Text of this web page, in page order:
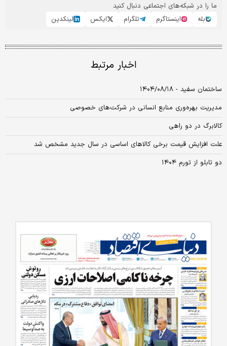
ما را در شبکه‌های اجتماعی دنبال کنید
بله
اینستاگرم تلگرام ایکس لینکدین
اخبار مرتبط
ساختمان سفید - ۱۴۰۴/۰۸/۱۸
مدیریت بهره‌وری منابع انسانی در شرکت‌های خصوصی
کالابرگ در دو راهی
علت افزایش قیمت برخی کالاهای اساسی در سال جدید مشخص شد
دو تابلو از تورم ۱۴۰۴